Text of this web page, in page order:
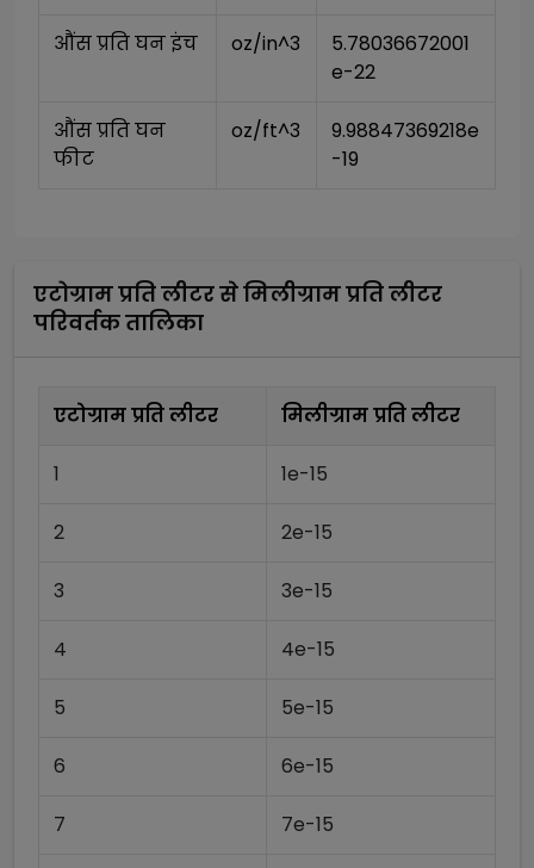
औंस प्रति घन इंच oz/in^3
5.78036672001
e-22
औंस प्रति घन
फीट
oz/ft^3
9.98847369218e
-19
एटोग्राम प्रति लीटरसेमिलीग्राम प्रति लीटर
परिवर्तक तालिका
एटोग्राम प्रति लीटर मिलीग्राम प्रति लीटर
1 1e-15
2 2e-15
3 3e-15
4 4e-15
5 5e-15
6 6e-15
7 7e-15